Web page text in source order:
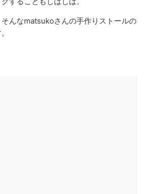
んなmatsukoさんの手作りストールの